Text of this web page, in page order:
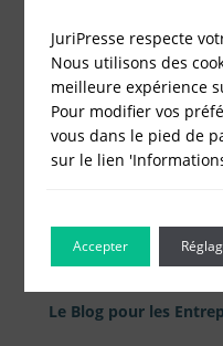
Le Blog pour les
JuriPresse respecte
Nous utilisons des
meilleure expérience
Pour modifier vos
vous dans le pied de
sur le lien
Accepter